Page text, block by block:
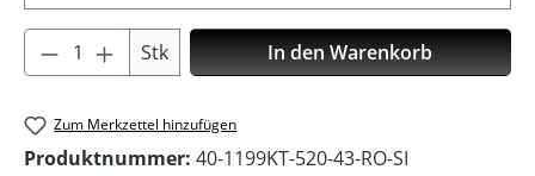
Produkt Anzahl: Gib den gewünschten
Stk In den Warenkorb
Zum Merkzettel hinzufügen
Produktnummer: 40-1199KT-520-43-RO-SI